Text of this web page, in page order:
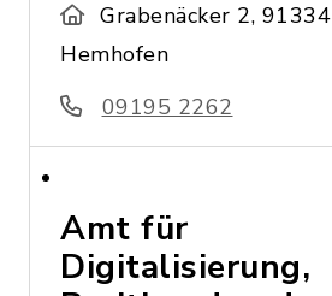
Grabenäcker 2, 91334
Hemhofen
09195 2262
Amt für
Digitalisierung,